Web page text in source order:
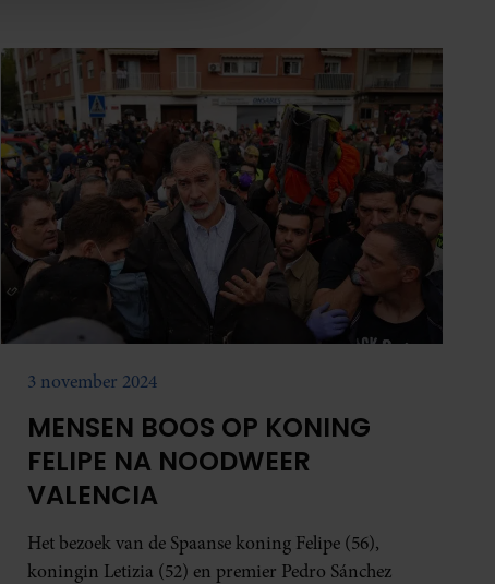
3 november 2024
MENSEN BOOS OP KONING
FELIPE NA NOODWEER
VALENCIA
Het bezoek van de Spaanse koning Felipe (56),
koningin Letizia (52) en premier Pedro Sánchez